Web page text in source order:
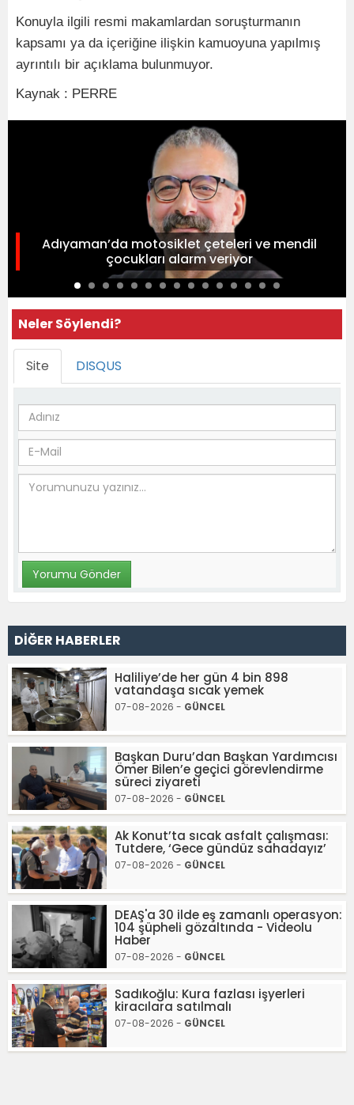
Konuyla ilgili resmi makamlardan soruşturmanın
kapsamı ya da içeriğine ilişkin kamuoyuna yapılmış
ayrıntılı bir açıklama bulunmuyor.
Kaynak : PERRE
Adıyaman’da motosiklet çeteleri ve mendil
çocukları alarm veriyor
Neler Söylendi?
Site DISQUS
DİĞER HABERLER
Haliliye’de her gün 4 bin 898
vatandaşa sıcak yemek
07-08-2026 - GÜNCEL
Başkan Duru’dan Başkan Yardımcısı
Ömer Bilen’e geçici görevlendirme
süreci ziyareti
07-08-2026 - GÜNCEL
Ak Konut’ta sıcak asfalt çalışması:
Tutdere, ‘Gece gündüz sahadayız’
07-08-2026 - GÜNCEL
DEAŞ'a 30 ilde eş zamanlı operasyon:
104 şüpheli gözaltında - Videolu
Haber
07-08-2026 - GÜNCEL
Sadıkoğlu: Kura fazlası işyerleri
kiracılara satılmalı
07-08-2026 - GÜNCEL